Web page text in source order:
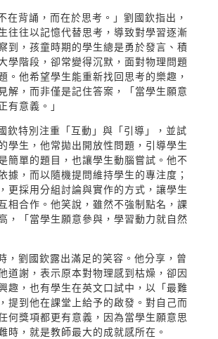
在背誦，而在於思考。」劉國欽指出，
往往以記憶代替思考，導致對學習逐漸
到，孩童時期的學生總是勇於發言、積
學階段，卻常變得沉默，面對物理問題
。他希望學生能重新找回思考的樂趣，
解，而非僅是記住答案，「當學生願意
有意義。」
欽特別注重「互動」與「引導」，並試
學生，他常拋出開放性問題，引導學生
簡單的題目，也讓學生動腦嘗試。他不
據，而以隨機提問維持學生的專注度；
更採用分組討論與實作的方式，讓學生
相合作。他笑說，雖然不強制點名，課
，「當學生願意參與，學習動力就自然
，劉國欽露出滿足的笑容。他分享，曾
道謝，表示原本對物理感到枯燥，卻因
趣，也有學生在英文口試中，以「最難
提到他在課堂上給予的啟發。對自己而
何獎項都更有意義，因為當學生願意思
時，就是教師最大的成就感所在。